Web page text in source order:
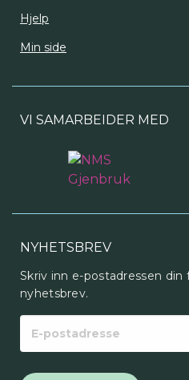
Hjelp
Min side
VI SAMARBEIDER MED
NYHETSBREV
Skriv inn e-postadressen
nyhetsbrev.
postadresse